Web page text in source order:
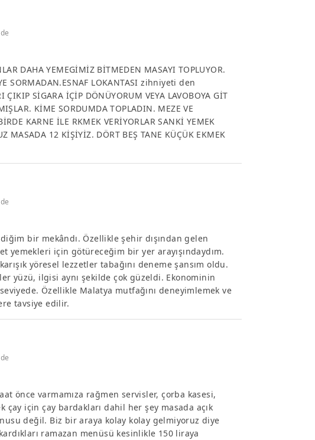
DAHA YEMEGİMİZ BİTMEDEN MASAYI TOPLUYOR.
SORMADAN.ESNAF LOKANTASI zihniyeti den
SİGARA İÇİP DÖNÜYORUM VEYA LAVOBOYA GİT
KİME SORDUMDA TOPLADIN. MEZE VE
KARNE İLE RKMEK VERİYORLAR SANKİ YEMEK
MASADA 12 KİŞİYİZ. DÖRT BEŞ TANE KÜÇÜK EKMEK
bir mekândı. Özellikle şehir dışından gelen
için götüreceğim bir yer arayışındaydım.
yöresel lezzetler tabağını deneme şansım oldu.
yüzü, ilgisi aynı şekilde çok güzeldi. Ekonominin
Özellikle Malatya mutfağını deneyimlemek ve
tavsiye edilir.
önce varmamıza rağmen servisler, çorba kasesi,
çay için çay bardakları dahil her şey masada açık
değil. Biz bir araya kolay kolay gelmiyoruz diye
ramazan menüsü kesinlikle 150 liraya